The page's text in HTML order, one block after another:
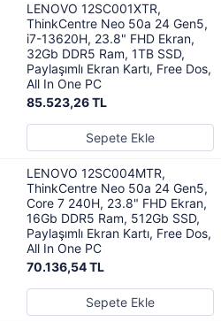
LENOVO 12SC001XTR,
ThinkCentre Neo 50a 24 Gen5,
i7-13620H, 23.8" FHD Ekran,
32Gb DDR5 Ram, 1TB SSD,
Paylaşımlı Ekran Kartı, Free Dos,
All In One PC
85.523,26 TL
Sepete Ekle
LENOVO 12SC004MTR,
ThinkCentre Neo 50a 24 Gen5,
Core 7 240H, 23.8" FHD Ekran,
16Gb DDR5 Ram, 512Gb SSD,
Paylaşımlı Ekran Kartı, Free Dos,
All In One PC
70.136,54 TL
Sepete Ekle